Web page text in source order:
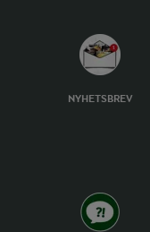
NYHETSBREV